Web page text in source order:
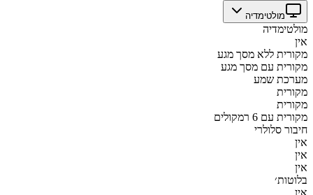
מולטימדיה
מולטימדיה
אין
מקורית ללא מסך מגע
מקורית עם מסך מגע
מערכת שמע
מקורית
מקורית
מקורית עם 6 רמקולים
חיבור סלולרי
אין
אין
אין
בלוטות׳
אין